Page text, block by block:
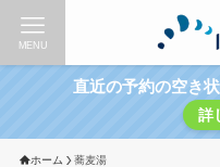
MENU
直近の予約の空き
詳
ホーム 蕎麦湯